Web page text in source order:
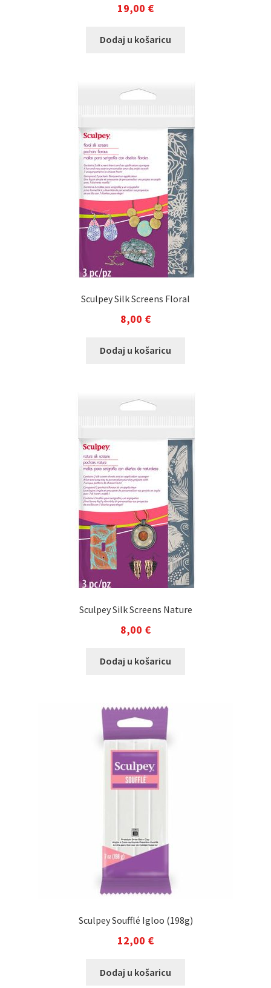
19,00 €
Dodaj u košaricu
Sculpey Silk Screens Floral
8,00 €
Dodaj u košaricu
Sculpey Silk Screens Nature
8,00 €
Dodaj u košaricu
Sculpey Soufflé Igloo (198g)
12,00 €
Dodaj u košaricu